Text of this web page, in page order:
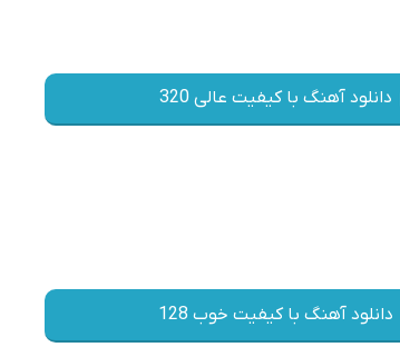
دانلود آهنگ با کیفیت عالی 320
دانلود آهنگ با کیفیت خوب 128